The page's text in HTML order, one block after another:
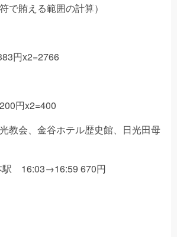
で賄える範囲の計算）
円x2=2766
円x2=400
教会、金谷ホテル歴史館、日光田母
駅 16:03→16:59 670円